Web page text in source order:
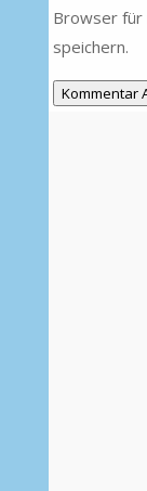
Browser für
speichern.
Kommentar